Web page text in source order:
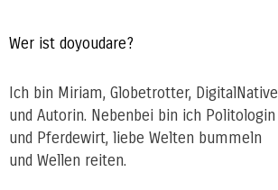
Wer ist doyoudare?
Ich bin Miriam, Globetrotter, DigitalNative
und Autorin. Nebenbei bin ich Politologin
und Pferdewirt, liebe Welten bummeln
und Wellen reiten.